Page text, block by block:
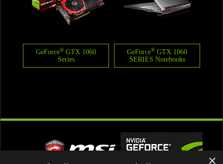
GeForce® GTX 1060
Series
GeForce® GTX 1060
SERIES Notebooks
×